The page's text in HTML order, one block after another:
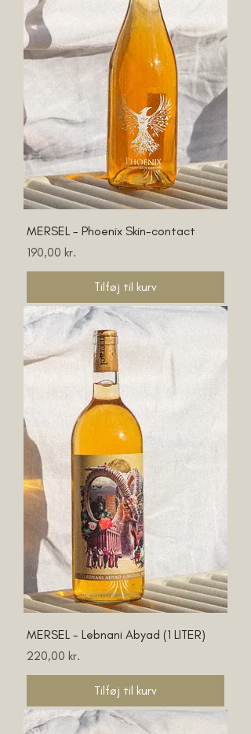
MERSEL - Phoenix Skin-contact
Pris
190,00 kr.
Tilføj til kurv
MERSEL - Lebnani Abyad (1 LITER)
Pris
220,00 kr.
Tilføj til kurv